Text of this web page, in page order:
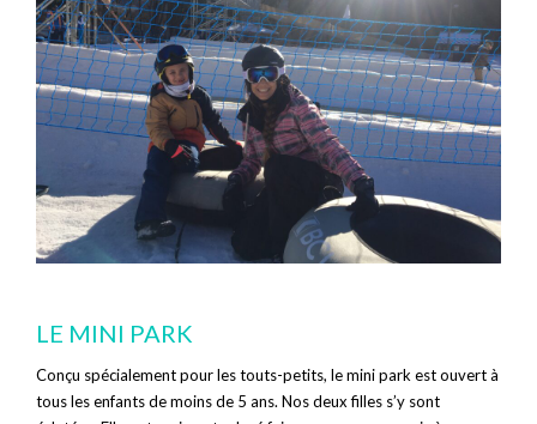
LE MINI PARK
Conçu spécialement pour les touts-petits, le mini park est ouvert à
tous les enfants de moins de 5 ans. Nos deux filles s’y sont